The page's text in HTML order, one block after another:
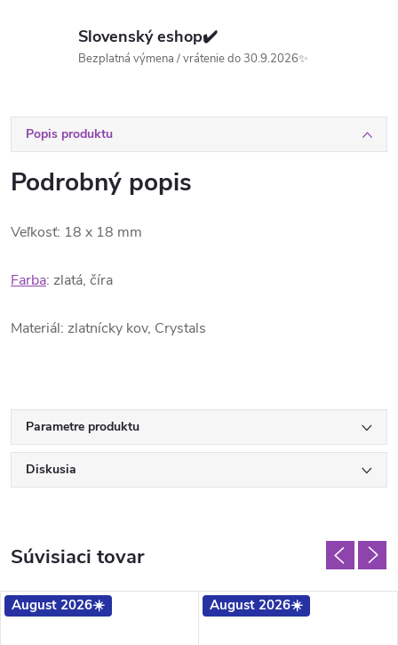
Slovenský eshop✔️
Bezplatná výmena / vrátenie do 30.9.2026✨
Popis produktu
Podrobný popis
Veľkosť: 18 x 18 mm
Farba: zlatá, číra
Materiál: zlatnícky kov, Crystals
Parametre produktu
Diskusia
Súvisiaci tovar
August 2026☀️ August 2026☀️